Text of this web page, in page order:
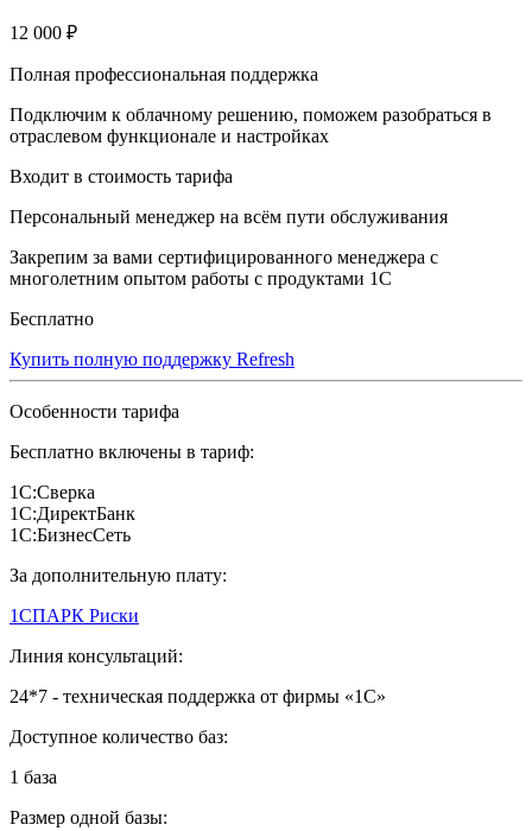
12 000 ₽
Полная профессиональная поддержка
Подключим к облачному решению, поможем разобраться в
отраслевом функционале и настройках
Входит в стоимость тарифа
Персональный менеджер на всём пути обслуживания
Закрепим за вами сертифицированного менеджера с
многолетним опытом работы с продуктами 1С
Бесплатно
Купить полную поддержку Refresh
Особенности тарифа
Бесплатно включены в тариф:
1С:Сверка
1С:ДиректБанк
1С:БизнесСеть
За дополнительную плату:
1СПАРК Риски
Линия консультаций:
24*7 - техническая поддержка от фирмы «1С»
Доступное количество баз:
1 база
Размер одной базы: